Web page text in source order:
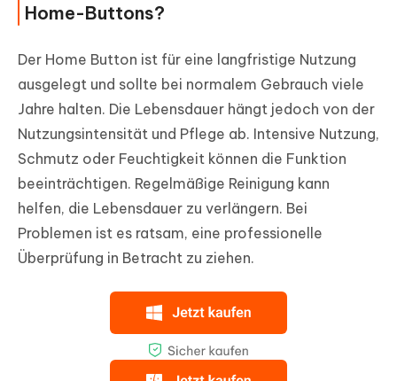
Home-Buttons?
Der Home Button ist für eine langfristige Nutzung
ausgelegt und sollte bei normalem Gebrauch viele
Jahre halten. Die Lebensdauer hängt jedoch von der
Nutzungsintensität und Pflege ab. Intensive Nutzung,
Schmutz oder Feuchtigkeit können die Funktion
beeinträchtigen. Regelmäßige Reinigung kann
helfen, die Lebensdauer zu verlängern. Bei
Problemen ist es ratsam, eine professionelle
Überprüfung in Betracht zu ziehen.